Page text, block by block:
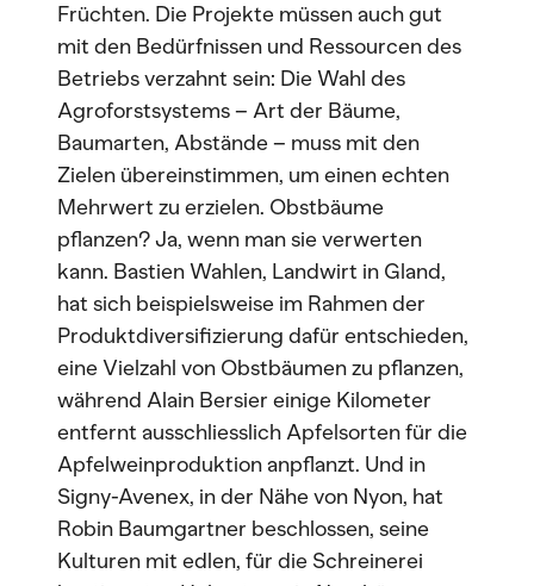
Früchten. Die Projekte müssen auch gut
mit den Bedürfnissen und Ressourcen des
Betriebs verzahnt sein: Die Wahl des
Agroforstsystems – Art der Bäume,
Baumarten, Abstände – muss mit den
Zielen übereinstimmen, um einen echten
Mehrwert zu erzielen. Obstbäume
pflanzen? Ja, wenn man sie verwerten
kann. Bastien Wahlen, Landwirt in Gland,
hat sich beispielsweise im Rahmen der
Produktdiversifizierung dafür entschieden,
eine Vielzahl von Obstbäumen zu pflanzen,
während Alain Bersier einige Kilometer
entfernt ausschliesslich Apfelsorten für die
Apfelweinproduktion anpflanzt. Und in
Signy-Avenex, in der Nähe von Nyon, hat
Robin Baumgartner beschlossen, seine
Kulturen mit edlen, für die Schreinerei